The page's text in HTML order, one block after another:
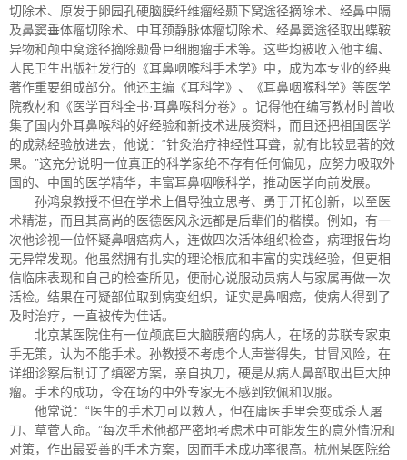
切除术、原发于卵园孔硬脑膜纤维瘤经颞下窝途径摘除术、经鼻中隔
及鼻窦垂体瘤切除术、中耳颈静脉体瘤切除术、经鼻窦途径取出蝶鞍
异物和颅中窝途径摘除颞骨巨细胞瘤手术等。这些均被收入他主编、
人民卫生出版社发行的《耳鼻咽喉科手术学》中，成为本专业的经典
著作重要组成部分。他还主编《耳科学》、《耳鼻咽喉科学》等医学
院教材和《医学百科全书·耳鼻喉科分卷》。记得他在编写教材时曾收
集了国内外耳鼻喉科的好经验和新技术进展资料，而且还把祖国医学
的成熟经验放进去，他说：“针灸治疗神经性耳聋，就有比较显著的效
果。”这充分说明一位真正的科学家绝不存有任何偏见，应努力吸取外
国的、中国的医学精华，丰富耳鼻咽喉科学，推动医学向前发展。
孙鸿泉教授不但在学术上倡导独立思考、勇于开拓创新，以至医
术精湛，而且其高尚的医德医风永远都是后辈们的楷模。例如，有一
次他诊视一位怀疑鼻咽癌病人，连做四次活体组织检查，病理报告均
无异常发现。他虽然拥有扎实的理论根底和丰富的实践经验，但更相
信临床表现和自己的检查所见，便耐心说服动员病人与家属再做一次
活检。结果在可疑部位取到病变组织，证实是鼻咽癌，使病人得到了
及时治疗，一直被传为佳话。
北京某医院住有一位颅底巨大脑膜瘤的病人，在场的苏联专家束
手无策，认为不能手术。孙教授不考虑个人声誉得失，甘冒风险，在
详细诊察后制订了缜密方案，亲自执刀，硬是从病人鼻部取出巨大肿
瘤。手术的成功，令在场的中外专家无不感到钦佩和叹服。
他常说：“医生的手术刀可以救人，但在庸医手里会变成杀人屠
刀、草菅人命。”每次手术他都严密地考虑术中可能发生的意外情况和
对策，作出最妥善的手术方案，因而手术成功率很高。杭州某医院给